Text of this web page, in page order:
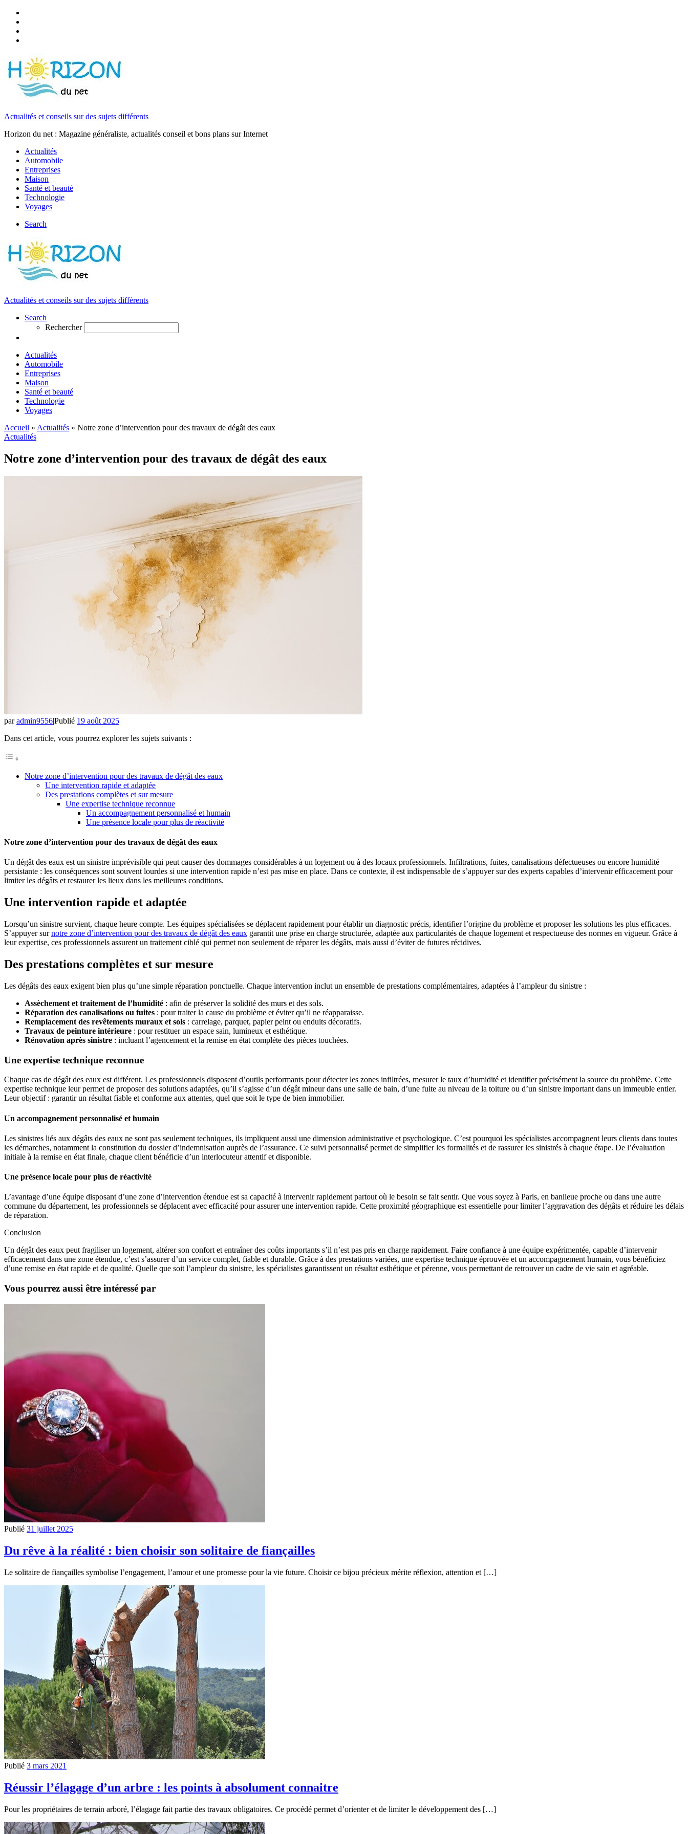
Actualités et conseils sur des sujets différents
Horizon du net : Magazine généraliste, actualités conseil et bons plans sur Internet
Actualités
Automobile
Entreprises
Maison
Santé et beauté
Technologie
Voyages
Search
Actualités et conseils sur des sujets différents
Search
Rechercher
Actualités
Automobile
Entreprises
Maison
Santé et beauté
Technologie
Voyages
Accueil » Actualités » Notre zone d’intervention pour des travaux de dégât des eaux
Actualités
Notre zone d’intervention pour des travaux de dégât des eaux
paradmin9556|Publié 19 août 2025
Dans cet article, vous pourrez explorer les sujets suivants :
Notre zone d’intervention pour des travaux de dégât des eaux
Une intervention rapide et adaptée
Des prestations complètes et sur mesure
Une expertise technique reconnue
Un accompagnement personnalisé et humain
Une présence locale pour plus de réactivité
Notre zone d’intervention pour des travaux de dégât des eaux
Un dégât des eaux est un sinistre imprévisible qui peut causer des dommages considérables à un logement ou à des locaux professionnels. Infiltrations, fuites, canalisations défectueuses ou encore humidité
persistante : les conséquences sont souvent lourdes si une intervention rapide n’est pas mise en place. Dans ce contexte, il est indispensable de s’appuyer sur des experts capables d’intervenir efficacement pour
limiter les dégâts et restaurer les lieux dans les meilleures conditions.
Une intervention rapide et adaptée
Lorsqu’un sinistre survient, chaque heure compte. Les équipes spécialisées se déplacent rapidement pour établir un diagnostic précis, identifier l’origine du problème et proposer les solutions les plus efficaces.
S’appuyer surnotre zone d’intervention pour des travaux de dégât des eaux garantit une prise en charge structurée, adaptée aux particularités de chaque logement et respectueuse des normes en vigueur. Grâce à
leur expertise, ces professionnels assurent un traitement ciblé qui permet non seulement de réparer les dégâts, mais aussi d’éviter de futures récidives.
Des prestations complètes et sur mesure
Les dégâts des eaux exigent bien plus qu’une simple réparation ponctuelle. Chaque intervention inclut un ensemble de prestations complémentaires, adaptées à l’ampleur du sinistre :
Assèchement et traitement de l’humidité : afin de préserver la solidité des murs et des sols.
Réparation des canalisations ou fuites : pour traiter la cause du problème et éviter qu’il ne réapparaisse.
Remplacement des revêtements muraux et sols : carrelage, parquet, papier peint ou enduits décoratifs.
Travaux de peinture intérieure : pour restituer un espace sain, lumineux et esthétique.
Rénovation après sinistre : incluant l’agencement et la remise en état complète des pièces touchées.
Une expertise technique reconnue
Chaque cas de dégât des eaux est différent. Les professionnels disposent d’outils performants pour détecter les zones infiltrées, mesurer le taux d’humidité et identifier précisément la source du problème. Cette
expertise technique leur permet de proposer des solutions adaptées, qu’il s’agisse d’un dégât mineur dans une salle de bain, d’une fuite au niveau de la toiture ou d’un sinistre important dans un immeuble entier.
Leur objectif : garantir un résultat fiable et conforme aux attentes, quel que soit le type de bien immobilier.
Un accompagnement personnalisé et humain
Les sinistres liés aux dégâts des eaux ne sont pas seulement techniques, ils impliquent aussi une dimension administrative et psychologique. C’est pourquoi les spécialistes accompagnent leurs clients dans toutes
les démarches, notamment la constitution du dossier d’indemnisation auprès de l’assurance. Ce suivi personnalisé permet de simplifier les formalités et de rassurer les sinistrés à chaque étape. De l’évaluation
initiale à la remise en état finale, chaque client bénéficie d’un interlocuteur attentif et disponible.
Une présence locale pour plus de réactivité
L’avantage d’une équipe disposant d’une zone d’intervention étendue est sa capacité à intervenir rapidement partout où le besoin se fait sentir. Que vous soyez à Paris, en banlieue proche ou dans une autre
commune du département, les professionnels se déplacent avec efficacité pour assurer une intervention rapide. Cette proximité géographique est essentielle pour limiter l’aggravation des dégâts et réduire les délais
de réparation.
Conclusion
Un dégât des eaux peut fragiliser un logement, altérer son confort et entraîner des coûts importants s’il n’est pas pris en charge rapidement. Faire confiance à une équipe expérimentée, capable d’intervenir
efficacement dans une zone étendue, c’est s’assurer d’un service complet, fiable et durable. Grâce à des prestations variées, une expertise technique éprouvée et un accompagnement humain, vous bénéficiez
d’une remise en état rapide et de qualité. Quelle que soit l’ampleur du sinistre, les spécialistes garantissent un résultat esthétique et pérenne, vous permettant de retrouver un cadre de vie sain et agréable.
Vous pourrez aussi être intéressé par
Publié 31 juillet 2025
Du rêve à la réalité : bien choisir son solitaire de fiançailles
Le solitaire de fiançailles symbolise l’engagement, l’amour et une promesse pour la vie future. Choisir ce bijou précieux mérite réflexion, attention et […]
Publié 3 mars 2021
Réussir l’élagage d’un arbre : les points à absolument connaitre
Pour les propriétaires de terrain arboré, l’élagage fait partie des travaux obligatoires. Ce procédé permet d’orienter et de limiter le développement des […]